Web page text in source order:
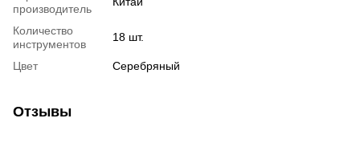
производитель
Количество
инструментов
18 шт.
Цвет Серебряный
Отзывы